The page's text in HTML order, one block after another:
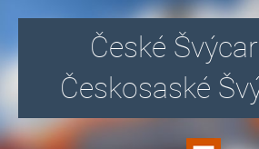
České
Českosaské